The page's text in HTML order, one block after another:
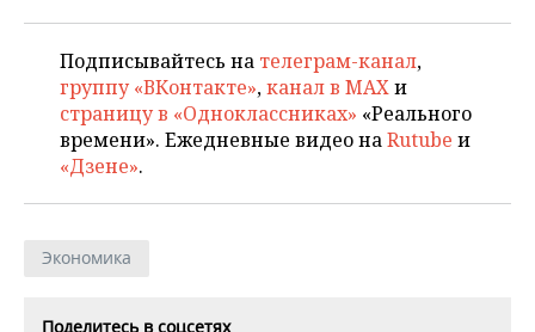
ONLINE-КОНФЕРЕНЦИИ
ОТКРЫТАЯ ЛЕКЦИЯ
ХОККЕЙ
БАСКЕТБОЛ
ВОЛЕЙБОЛ
ВЛАСТЬ
ИНФРАСТРУКТУРА
ИСТОРИЯ
СЮЖЕТЫ
СПРАВОЧНИК
СПИСОК ПЕРСОН
ПОЛНАЯ ВЕРСИЯ
Подписывайтесь на телеграм-канал,
группу «ВКонтакте»,канал в MAXи
страницу в «Одноклассниках» «Реального
времени». Ежедневные видео наRutube и
«Дзене».
Экономика
Поделитесь в соцсетях